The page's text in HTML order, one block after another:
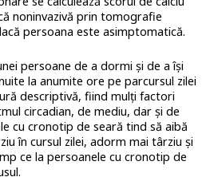
noninvazivă prin tomografie
persoana este asimptomatică.
persoane de a dormi și de a își
la anumite ore pe parcursul zilei
descriptivă, fiind mulți factori
circadian, de mediu, dar și de
cu cronotip de seară tind să aibă
în cursul zilei, adorm mai târziu și
ce la persoanele cu cronotip de